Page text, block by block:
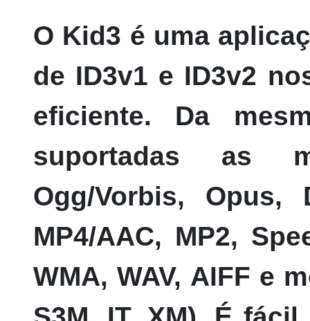
O Kid3 é uma
de ID3v1 e ID3v2
eficiente. Da
suportadas as
Ogg/Vorbis, Opus,
MP4/AAC, MP2,
WMA, WAV, AIFF e